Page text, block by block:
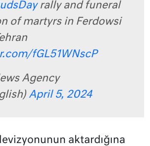
rally and funeral
of martyrs in Ferdowsi
fGL51WNscP
Agency
April 5, 2024
aktardığına